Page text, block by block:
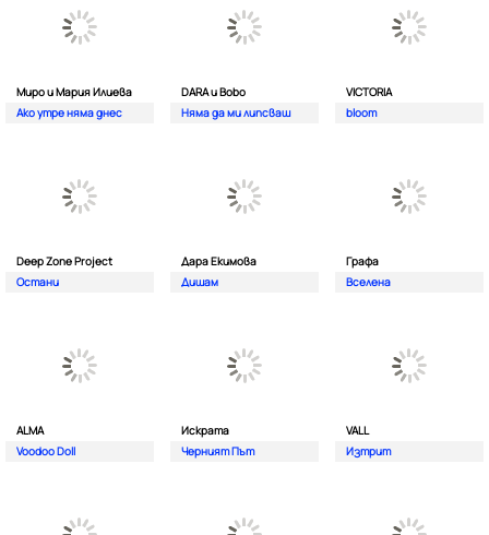
Миро и Мария Илиева
Ако утре няма днес
DARA и Bobo
Няма да ми липсваш
VICTORIA
bloom
Deep Zone Project
Остани
Дара Екимова
Дишам
Графа
Вселена
ALMA
Voodoo Doll
Искрата
Черният Път
VALL
Изтрит